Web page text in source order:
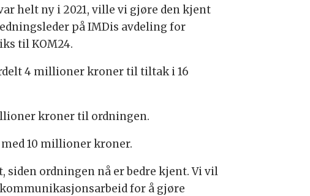
helt ny i 2021, ville vi gjøre den kjent
på IMDis avdeling for
til KOM24.
4 millioner kroner til tiltak i 16
kroner til ordningen.
10 millioner kroner.
ordningen nå er bedre kjent. Vi vil
for å gjøre